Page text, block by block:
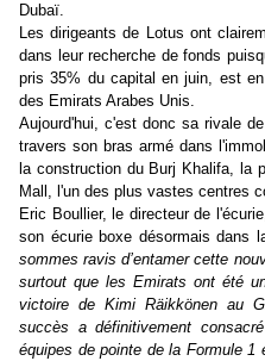
Dubaï.
Les dirigeants de Lotus ont
dans leur recherche de fonds
pris 35% du capital en juin, est
des Emirats Arabes Unis.
Aujourd'hui, c'est donc sa rivale
travers son bras armé dans
la construction du Burj Khalifa, la
Mall, l'un des plus vastes centres
Eric Boullier, le directeur de
son écurie boxe désormais dans
sommes ravis d’entamer cette
surtout que les Emirats ont été
victoire de Kimi Räikkönen au
succès a définitivement
équipes de pointe de la Formule 1